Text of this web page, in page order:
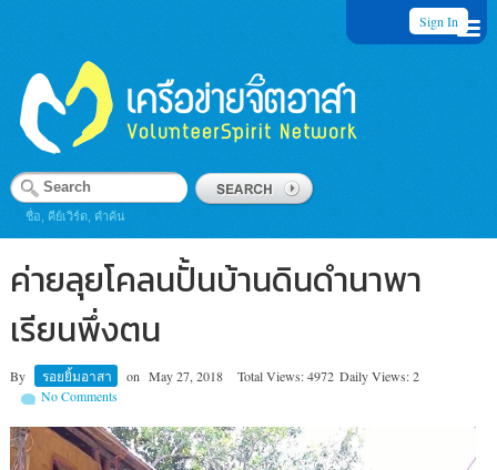
Sign In
ชื่อ, คีย์เวิร์ด, คำค้น
ค่ายลุยโคลนปั้นบ้านดินดำนาพา
เรียนพึ่งตน
By รอยยิ้มอาสา on May 27, 2018 Total Views: 4972 Daily Views: 2
No Comments